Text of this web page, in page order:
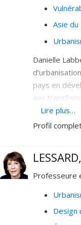
contacter
Asie du
Danielle
pays en
aux
relations
l’informalité
Lire plus…
Profil
Professeure
Design